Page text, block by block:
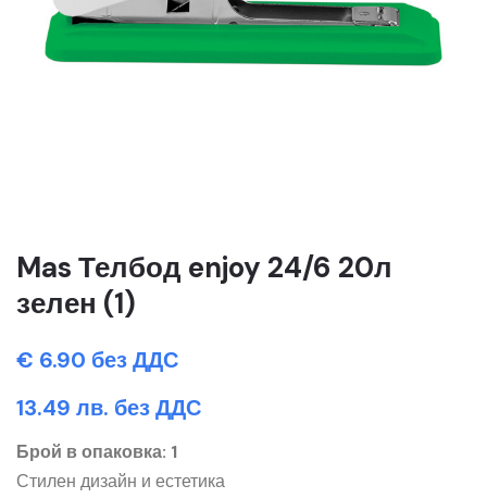
Mas Телбод enjoy 24/6 20л
зелен (1)
€ 6.90 без ДДС
13.49 лв. без ДДС
Брой в опаковка: 1
Стилен дизайн и естетика